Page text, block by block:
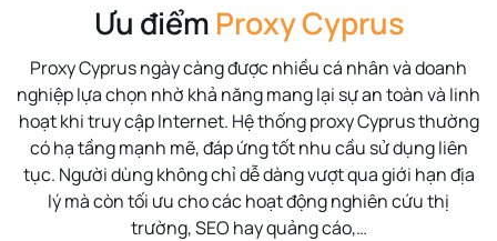
Ưu điểm Proxy Cyprus
Proxy Cyprus ngày càng được nhiều cá nhân và doanh
nghiệp lựa chọn nhờ khả năng mang lại sự an toàn và linh
hoạt khi truy cập Internet. Hệ thống proxy Cyprus thường
có hạ tầng mạnh mẽ, đáp ứng tốt nhu cầu sử dụng liên
tục. Người dùng không chỉ dễ dàng vượt qua giới hạn địa
lý mà còn tối ưu cho các hoạt động nghiên cứu thị
trường, SEO hay quảng cáo,…